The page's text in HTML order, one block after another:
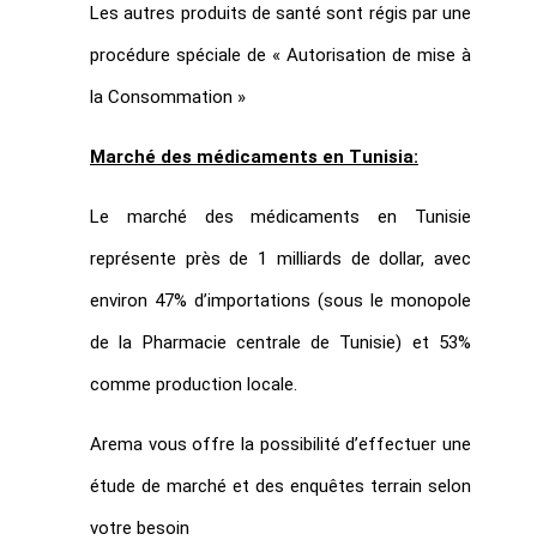
Les autres produits de santé sont régis par une
procédure spéciale de « Autorisation de mise à
la Consommation »
Marché des médicaments en Tunisia:
Le marché des médicaments en Tunisie
représente près de 1 milliards de dollar, avec
environ 47% d’importations (sous le monopole
de la Pharmacie centrale de Tunisie) et 53%
comme production locale.
Arema vous offre la possibilité d’effectuer une
étude de marché et des enquêtes terrain selon
votre besoin